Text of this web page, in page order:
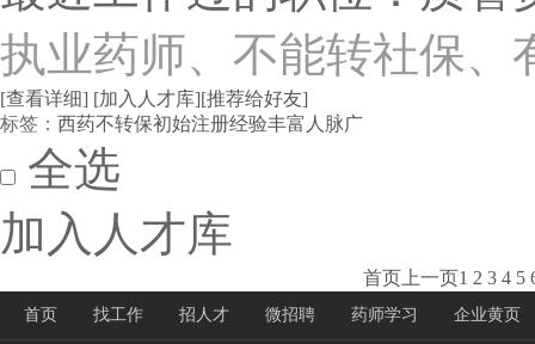
执业药师、不能转社保、
[查看详细] [加入人才库][推荐给好友]
标签： 西药不转保初始注册经验丰富 人脉广
全选
加入人才库
首页 上一页1 2 3 4 5
首页 找工作 招人才 微招聘 药师学习 企业黄页